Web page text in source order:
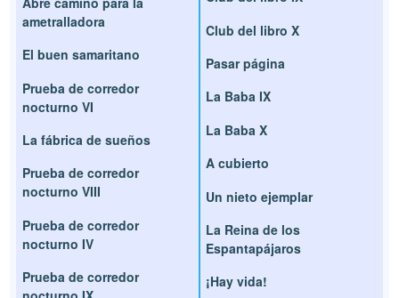
ametralladora
El buen samaritano
Prueba de corredor
nocturno VI
La fábrica de sueños
Prueba de corredor
nocturno VIII
Prueba de corredor
nocturno IV
Prueba de corredor
Club del libro X
Pasar página
La Baba IX
La Baba X
A cubierto
Un nieto ejemplar
La Reina de los
Espantapájaros
¡Hay vida!